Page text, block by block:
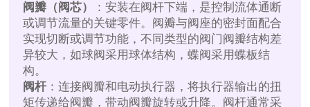
阀瓣（阀芯）
：安装在阀杆下端，是控制流体通断
或调节流量的关键零件。阀瓣与阀座的密封面配合
实现切断或调节功能，不同类型的阀门阀瓣结构差
异较大，如球阀采用球体结构，蝶阀采用蝶板结
构。
阀杆：连接阀瓣和电动执行器，将执行器输出的扭
矩传递给阀瓣，带动阀瓣旋转或升降。阀杆通常采